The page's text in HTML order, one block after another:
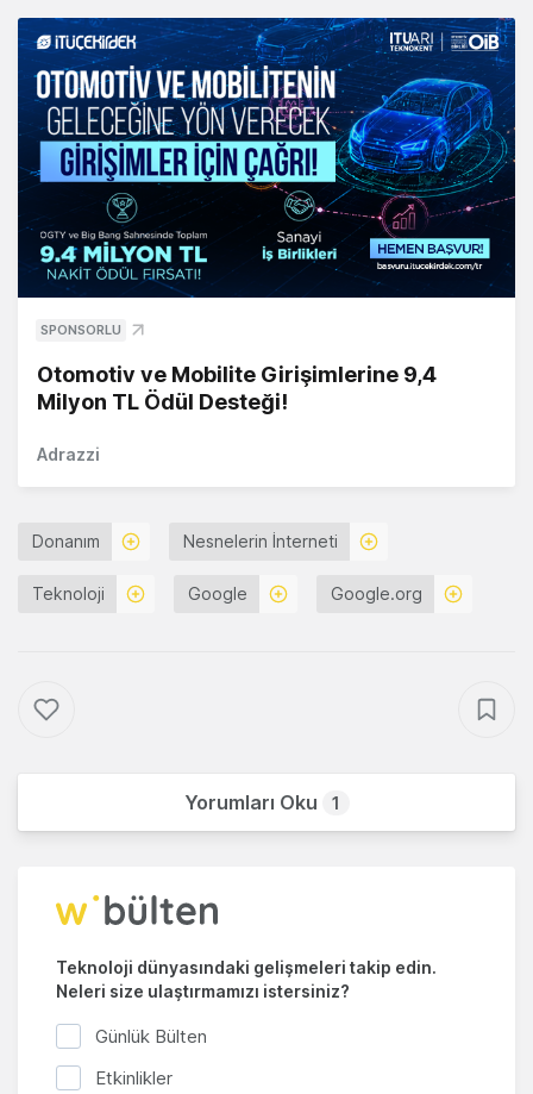
SPONSORLU
Otomotiv ve Mobilite Girişimlerine 9,4
Milyon TL Ödül Desteği!
Adrazzi
Donanım Nesnelerin İnterneti
Teknoloji Google Google.org
Yorumları Oku 1
Teknoloji dünyasındaki gelişmeleri takip edin.
Neleri size ulaştırmamızı istersiniz?
Günlük Bülten
Etkinlikler